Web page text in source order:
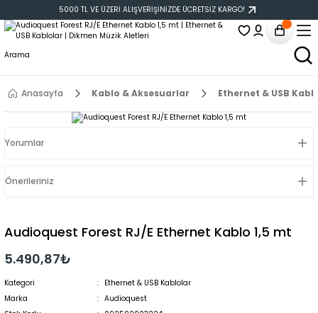
5000 TL VE ÜZERİ ALIŞVERİŞİNİZDE ÜCRETSİZ KARGO!
Anasayfa Kablo & Aksesuarlar Ethernet & USB
Yorumlar
Önerileriniz
Audioquest Forest RJ/E Ethernet Kablo 1,5 mt
5.490,87₺
Kategori
Ethernet & USB Kablolar
Marka
Audioquest